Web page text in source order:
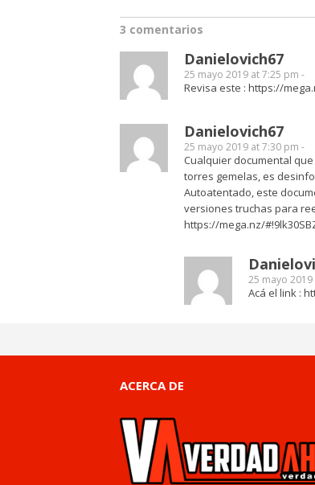
3 comentarios
Danielovich67
25 mayo 2019 at 7:25 pm -
Revisa este : https://
Danielovich67
25 mayo 2019 at 7:30 pm -
Cualquier documental
torres gemelas, es
Autoatentado, este
versiones truchas para
https://mega.nz/
25 mayo
Acá el link :
ACERCA DE